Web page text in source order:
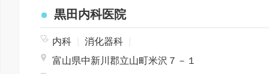
黒田内科医院
内科 消化器科
富山県中新川郡立山町米沢７－１